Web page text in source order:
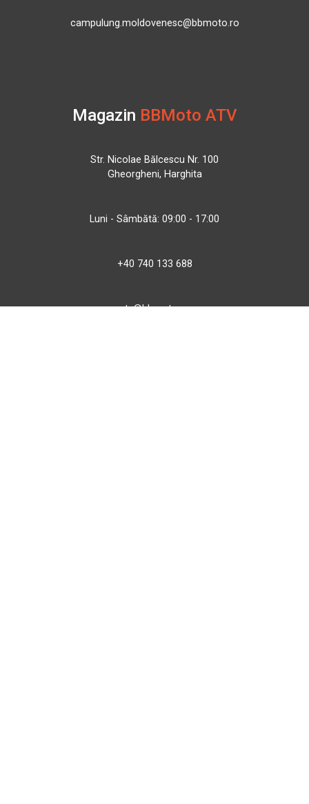
campulung.moldovenesc@bbmoto.ro
Magazin BBMoto ATV
Str. Nicolae Bălcescu Nr. 100
Gheorgheni, Harghita
Luni - Sâmbătă: 09:00 - 17:00
+40 740 133 688
atv@bbmoto.ro